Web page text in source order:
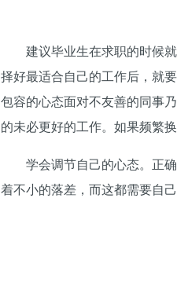
建议毕业生在求职的时候
择好最适合自己的工作后，就
包容的心态面对不友善的同事
的未必更好的工作。如果频繁
学会调节自己的心态。正
着不小的落差，而这都需要自